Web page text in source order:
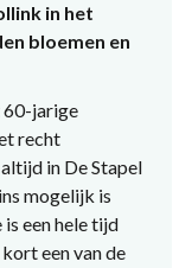
in het
bloemen en
60-jarige
recht
in De Stapel
mogelijk is
een hele tijd
een van de